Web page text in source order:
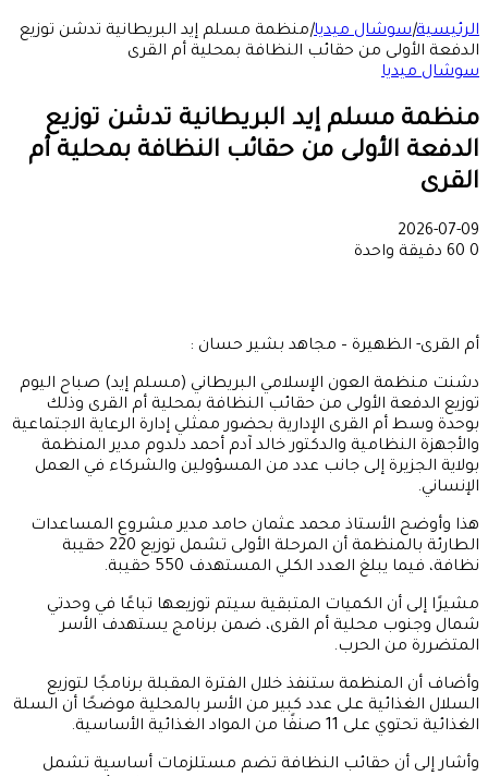
الرئيسية|سوشال ميديا|منظمة مسلم إيد البريطانية تدشن توزيع
الدفعة الأولى من حقائب النظافة بمحلية أم القرى
سوشال ميديا
منظمة مسلم إيد البريطانية تدشن توزيع
الدفعة الأولى من حقائب النظافة بمحلية أم
القرى
2026-07-09
0
دقيقة واحدة
أم القرى- الظهيرة – مجاهد بشير حسان :
دشنت منظمة العون الإسلامي البريطاني (مسلم إيد) صباح اليوم
توزيع الدفعة الأولى من حقائب النظافة بمحلية أم القرى وذلك
بوحدة وسط أم القرى الإدارية بحضور ممثلي إدارة الرعاية الاجتماعية
والأجهزة النظامية والدكتور خالد آدم أحمد دلدوم مدير المنظمة
بولاية الجزيرة إلى جانب عدد من المسؤولين والشركاء في العمل
الإنساني.
هذا وأوضح الأستاذ محمد عثمان حامد مدير مشروع المساعدات
الطارئة بالمنظمة أن المرحلة الأولى تشمل توزيع 220 حقيبة
نظافة، فيما يبلغ العدد الكلي المستهدف 550 حقيبة.
مشيرًا إلى أن الكميات المتبقية سيتم توزيعها تباعًا في وحدتي
شمال وجنوب محلية أم القرى، ضمن برنامج يستهدف الأسر
المتضررة من الحرب.
وأضاف أن المنظمة ستنفذ خلال الفترة المقبلة برنامجًا لتوزيع
السلال الغذائية على عدد كبير من الأسر بالمحلية موضحًا أن السلة
الغذائية تحتوي على 11 صنفًا من المواد الغذائية الأساسية.
وأشار إلى أن حقائب النظافة تضم مستلزمات أساسية تشمل